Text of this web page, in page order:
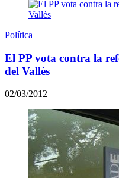
Política
El PP vota contra la
del Vallès
02/03/2012